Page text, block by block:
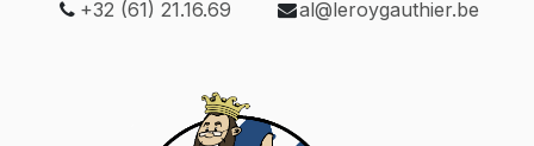
+32 (61) 21.16.69 al@leroygauthier.be